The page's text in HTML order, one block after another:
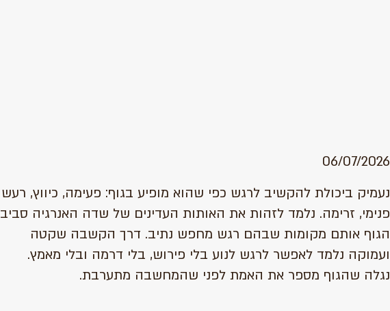
06/07/2026
נעמיק ביכולת להקשיב לרגש כפי שהוא מופיע בגוף: פעימה, כיווץ, רעש
פנימי, זרימה. נלמד לזהות את האותות העדינים של שדה האנרגיה סביב
הגוף אותם מקומות שבהם רגש מחפש נתיב. דרך הקשבה שקטה
ועמוקה נלמד לאפשר לרגש לנוע בלי פירוש, בלי דרמה ובלי מאמץ.
נגלה שהגוף מספר את האמת לפני שהמחשבה מתערבת.